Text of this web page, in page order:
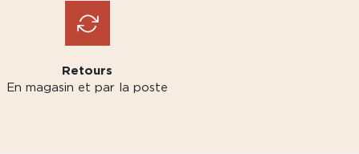
Retours
En magasin et par la poste